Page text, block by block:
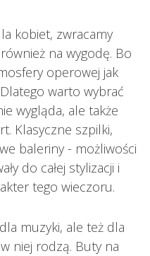
kobiet, zwracamy
na wygodę. Bo
operowej jak
warto wybrać
wygląda, ale także
Klasyczne szpilki,
baleriny - możliwości
do całej stylizacji i
tego wieczoru.
muzyki, ale też dla
niej rodzą. Buty na